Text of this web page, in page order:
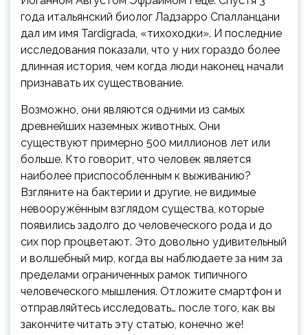
года итальянский биолог Ладзарро Спалланцани
дал им имя Tardigrada, «тихоходки». И последние
исследования показали, что у них гораздо более
длинная история, чем когда люди наконец начали
признавать их существование.
Возможно, они являются одними из самых
древнейших наземных животных. Они
существуют примерно 500 миллионов лет или
больше. Кто говорит, что человек является
наиболее приспособленным к выживанию?
Взгляните на бактерии и другие, не видимые
невооружённым взглядом существа, которые
появились задолго до человеческого рода и до
сих пор процветают. Это довольно удивительный
и волшебный мир, когда вы наблюдаете за ним за
пределами ограниченных рамок типичного
человеческого мышления. Отложите смартфон и
отправляйтесь исследовать… после того, как вы
закончите читать эту статью, конечно же!